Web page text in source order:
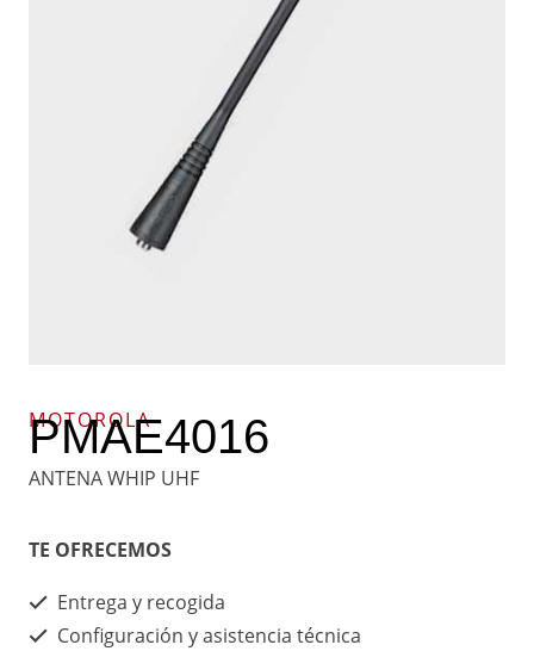
MOTOROLA
PMAE4016
ANTENA WHIP UHF
TE OFRECEMOS
Entrega y recogida
Configuración y asistencia técnica